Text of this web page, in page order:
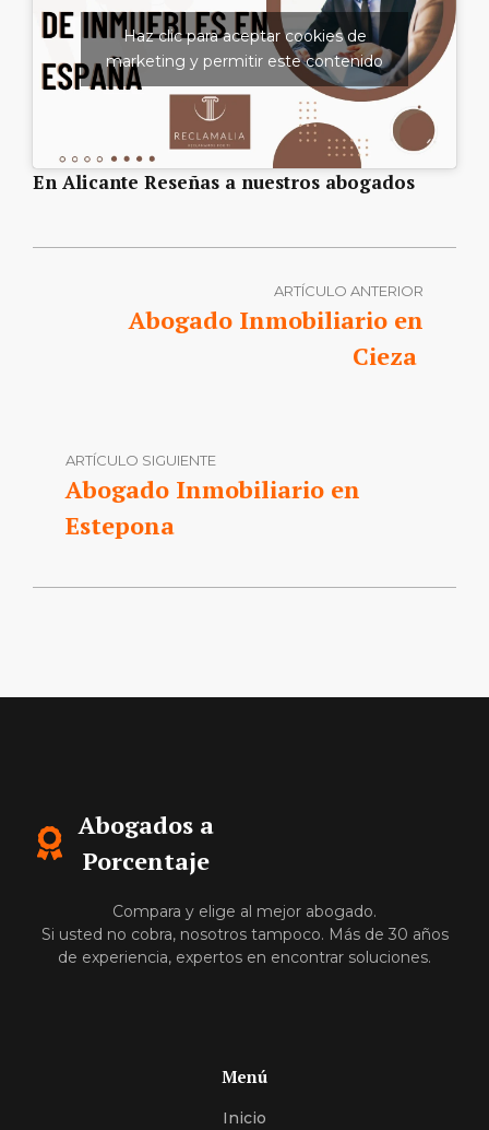
Haz clic para aceptar cookies de
marketing y permitir este contenido
En Alicante Reseñas a nuestros abogados
ARTÍCULO ANTERIOR
Abogado Inmobiliario en
Cieza
ARTÍCULO SIGUIENTE
Abogado Inmobiliario en
Estepona
Abogados a
Porcentaje
Compara y elige al mejor abogado.
Si usted no cobra, nosotros tampoco. Más de 30 años
de experiencia, expertos en encontrar soluciones.
Menú
Inicio